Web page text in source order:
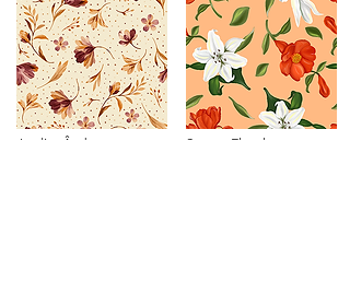
Jardim Âmbar Sunset Floral